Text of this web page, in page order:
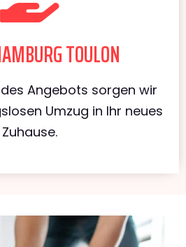
TOULON
Angebots sorgen wir
Umzug in Ihr neues
Zuhause.